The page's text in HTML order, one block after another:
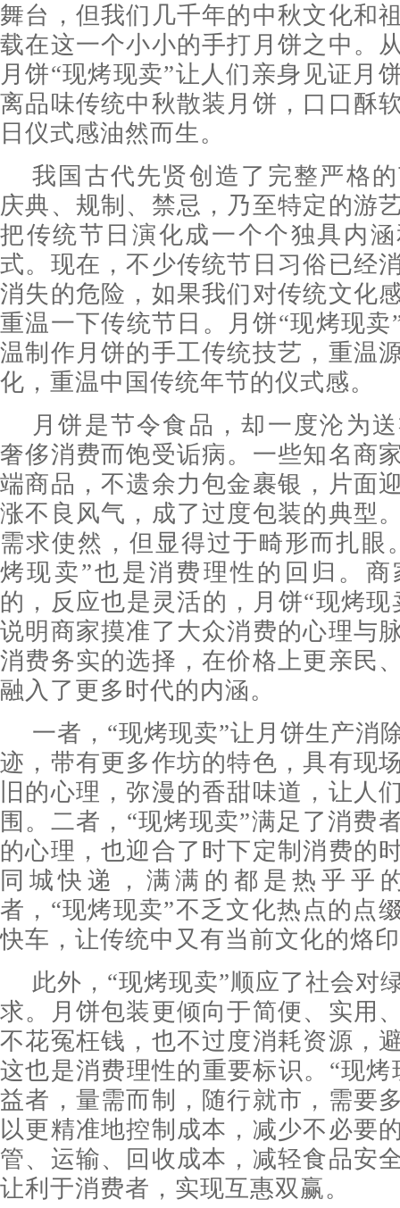
舞台，但我们几千年的中秋文化和
载在这一个小小的手打月饼之中。
月饼“现烤现卖”让人们亲身见证月
离品味传统中秋散装月饼，口口酥
日仪式感油然而生。
我国古代先贤创造了完整严格
庆典、规制、禁忌，乃至特定的游
把传统节日演化成一个个独具内
式。现在，不少传统节日习俗已经
消失的危险，如果我们对传统文化
重温一下传统节日。月饼“现烤现卖
温制作月饼的手工传统技艺，重温
化，重温中国传统年节的仪式感。
月饼是节令食品，却一度沦为
奢侈消费而饱受诟病。一些知名商
端商品，不遗余力包金裹银，片面
涨不良风气，成了过度包装的典型
需求使然，但显得过于畸形而扎眼
烤现卖”也是消费理性的回归。
的，反应也是灵活的，月饼“现烤
说明商家摸准了大众消费的心理与
消费务实的选择，在价格上更亲民
融入了更多时代的内涵。
一者，“现烤现卖”让月饼生产消
迹，带有更多作坊的特色，具有现
旧的心理，弥漫的香甜味道，让人
围。二者，“现烤现卖”满足了消费
的心理，也迎合了时下定制消费的
同城快递，满满的都是热乎乎
者，“现烤现卖”不乏文化热点的点
快车，让传统中又有当前文化的烙
此外，“现烤现卖”顺应了社会对
求。月饼包装更倾向于简便、实用
不花冤枉钱，也不过度消耗资源，
这也是消费理性的重要标识。“现烤
益者，量需而制，随行就市，需要
以更精准地控制成本，减少不必要
管、运输、回收成本，减轻食品安
让利于消费者，实现互惠双赢。